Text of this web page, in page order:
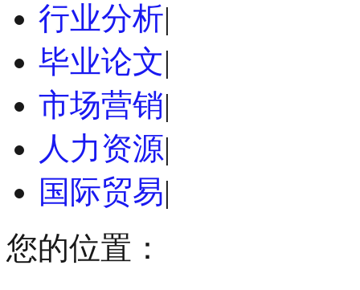
行业分析|
毕业论文|
市场营销|
人力资源|
国际贸易|
您的位置：